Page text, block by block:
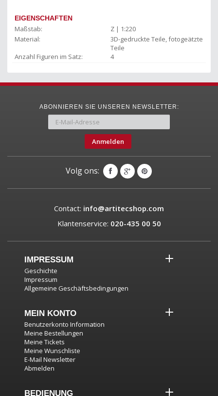
EIGENSCHAFTEN
Maßstab:
Z | 1:220
Material:
3D-gedruckte Teile, fotogeätzte
Teile
Anzahl Figuren im Satz:
4
ABONNIEREN SIE UNSEREN NEWSLETTER:
Anmelden
Volg ons:
Contact: info@artitecshop.com
Klantenservice: 020-435 00 50
IMPRESSUM
Geschichte
Impressum
Allgemeine Geschäftsbedingungen
MEIN KONTO
Benutzerkonto Information
Meine Bestellungen
Meine Tickets
Meine Wunschliste
E-Mail Newsletter
Abmelden
BEDIENUNG